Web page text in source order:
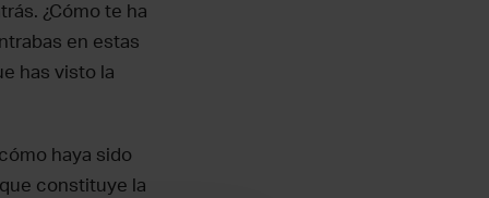
¿Cómo te ha
en estas
has visto la
haya sido
constituye la